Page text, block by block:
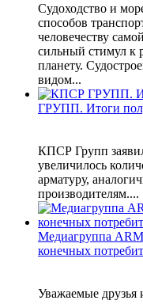
Судоходство и
способов
человечеству
сильный стимул к
планету.
видом...
ГРУПП. Итоги
КПСР Групп
увеличилось
арматуру,
производителям....
Медиагруппа
конечных
Уважаемые друзья